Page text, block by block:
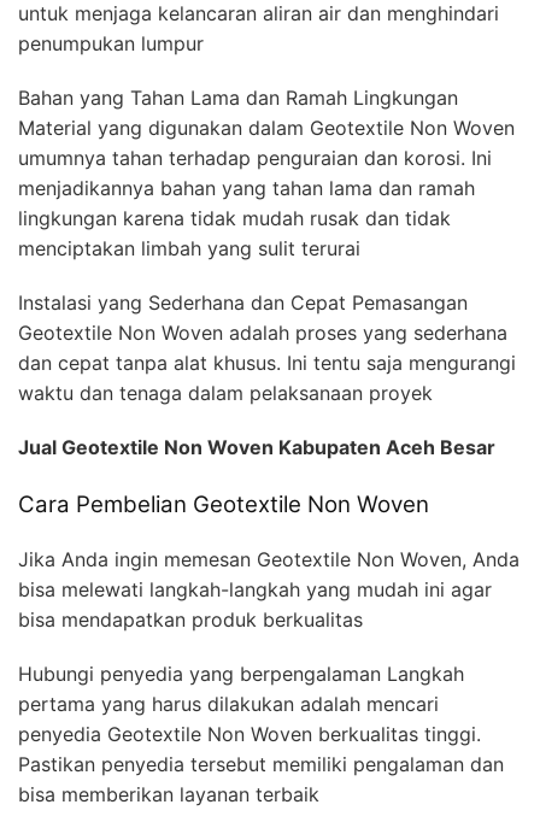
untuk menjaga kelancaran aliran air dan menghindari
penumpukan lumpur
Bahan yang Tahan Lama dan Ramah Lingkungan
Material yang digunakan dalam Geotextile Non Woven
umumnya tahan terhadap penguraian dan korosi. Ini
menjadikannya bahan yang tahan lama dan ramah
lingkungan karena tidak mudah rusak dan tidak
menciptakan limbah yang sulit terurai
Instalasi yang Sederhana dan Cepat Pemasangan
Geotextile Non Woven adalah proses yang sederhana
dan cepat tanpa alat khusus. Ini tentu saja mengurangi
waktu dan tenaga dalam pelaksanaan proyek
Jual Geotextile Non Woven Kabupaten Aceh Besar
Cara Pembelian Geotextile Non Woven
Jika Anda ingin memesan Geotextile Non Woven, Anda
bisa melewati langkah-langkah yang mudah ini agar
bisa mendapatkan produk berkualitas
Hubungi penyedia yang berpengalaman Langkah
pertama yang harus dilakukan adalah mencari
penyedia Geotextile Non Woven berkualitas tinggi.
Pastikan penyedia tersebut memiliki pengalaman dan
bisa memberikan layanan terbaik